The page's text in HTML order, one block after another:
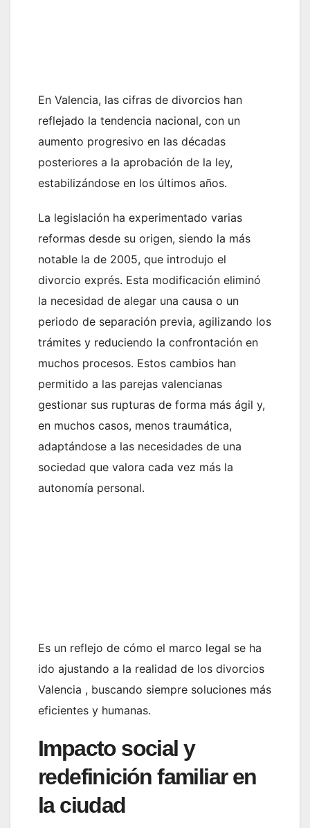
En Valencia, las cifras de divorcios han
reflejado la tendencia nacional, con un
aumento progresivo en las décadas
posteriores a la aprobación de la ley,
estabilizándose en los últimos años.
La legislación ha experimentado varias
reformas desde su origen, siendo la más
notable la de 2005, que introdujo el
divorcio exprés. Esta modificación eliminó
la necesidad de alegar una causa o un
periodo de separación previa, agilizando los
trámites y reduciendo la confrontación en
muchos procesos. Estos cambios han
permitido a las parejas valencianas
gestionar sus rupturas de forma más ágil y,
en muchos casos, menos traumática,
adaptándose a las necesidades de una
sociedad que valora cada vez más la
autonomía personal.
Es un reflejo de cómo el marco legal se ha
ido ajustando a la realidad de los divorcios
Valencia , buscando siempre soluciones más
eficientes y humanas.
Impacto social y
redefinición familiar en
la ciudad